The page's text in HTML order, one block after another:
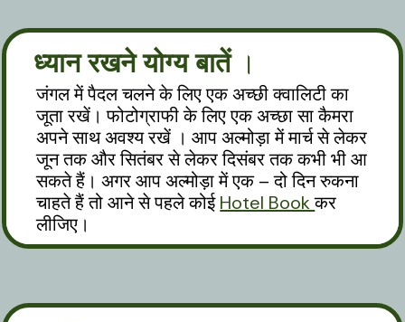
ध्यान रखने योग्य बातें ।
जंगल में पैदल चलने के लिए एक अच्छी क्वालिटी का
जूता रखें। फोटोग्राफी के लिए एक अच्छा सा कैमरा
अपने साथ अवश्य रखें । आप अल्मोड़ा में मार्च से लेकर
जून तक और सितंबर से लेकर दिसंबर तक कभी भी आ
सकते हैं। अगर आप अल्मोड़ा में एक – दो दिन रुकना
चाहते हैं तो आने से पहले कोईHotel Bookकर
लीजिए।